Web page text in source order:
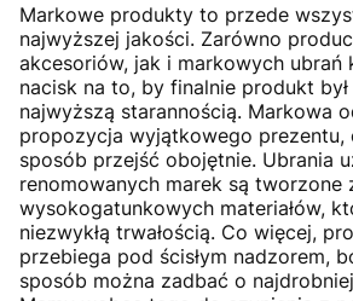
Markowe produkty to przede
najwyższej jakości. Zarówno
akcesoriów, jak i markowych ubrań
nacisk na to, by finalnie produkt
najwyższą starannością. Markowa
propozycja wyjątkowego prezentu,
sposób przejść obojętnie. Ubrania
renomowanych marek są tworzone
wysokogatunkowych materiałów,
niezwykłą trwałością. Co więcej,
przebiega pod ścisłym nadzorem,
sposób można zadbać o